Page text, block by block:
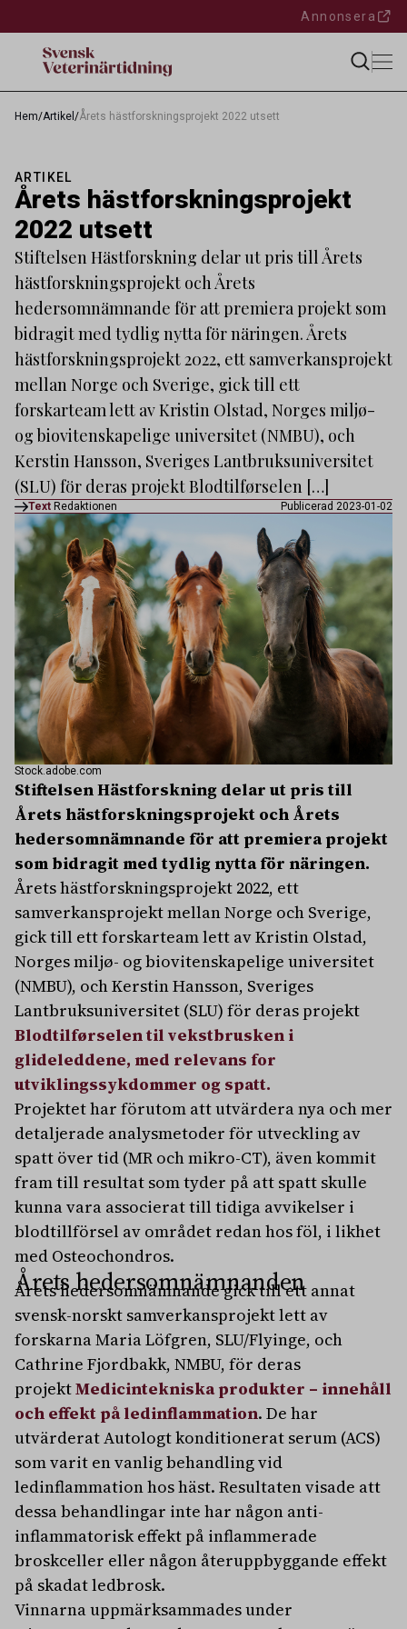
Annonsera
Hem/Artikel /Årets hästforskningsprojekt 2022 utsett
ARTIKEL
Årets hästforskningsprojekt
2022 utsett
Stiftelsen Hästforskning delar ut pris till Årets
hästforskningsprojekt och Årets
hedersomnämnande för att premiera projekt som
bidragit med tydlig nytta för näringen. Årets
hästforskningsprojekt 2022, ett samverkansprojekt
mellan Norge och Sverige, gick till ett
forskarteam lett av Kristin Olstad, Norges miljø-
og biovitenskapelige universitet (NMBU), och
Kerstin Hansson, Sveriges Lantbruksuniversitet
(SLU) för deras projekt Blodtilførselen […]
Text Redaktionen Publicerad 2023-01-02
Stock.adobe.com
Stiftelsen Hästforskning delar ut pris till
Årets hästforskningsprojekt och Årets
hedersomnämnande för att premiera projekt
som bidragit med tydlig nytta för näringen.
Årets hästforskningsprojekt 2022, ett
samverkansprojekt mellan Norge och Sverige,
gick till ett forskarteam lett av Kristin Olstad,
Norges miljø- og biovitenskapelige universitet
(NMBU), och Kerstin Hansson, Sveriges
Lantbruksuniversitet (SLU) för deras projekt
Blodtilførselen til vekstbrusken i
glideleddene, med relevans for
utviklingssykdommer og spatt.
Projektet har förutom att utvärdera nya och mer
detaljerade analysmetoder för utveckling av
spatt över tid (MR och mikro-CT), även kommit
fram till resultat som tyder på att spatt skulle
kunna vara associerat till tidiga avvikelser i
blodtillförsel av området redan hos föl, i likhet
med Osteochondros.
Årets hedersomnämnanden
Årets hedersomnämnande gick till ett annat
svensk-norskt samverkansprojekt lett av
forskarna Maria Löfgren, SLU/Flyinge, och
Cathrine Fjordbakk, NMBU, för deras
projektMedicintekniska produkter – innehåll
och effekt på ledinflammation. De har
utvärderat Autologt konditionerat serum (ACS)
som varit en vanlig behandling vid
ledinflammation hos häst. Resultaten visade att
dessa behandlingar inte har någon anti-
inflammatorisk effekt på inflammerade
broskceller eller någon återuppbyggande effekt
på skadat ledbrosk.
Vinnarna uppmärksammades under